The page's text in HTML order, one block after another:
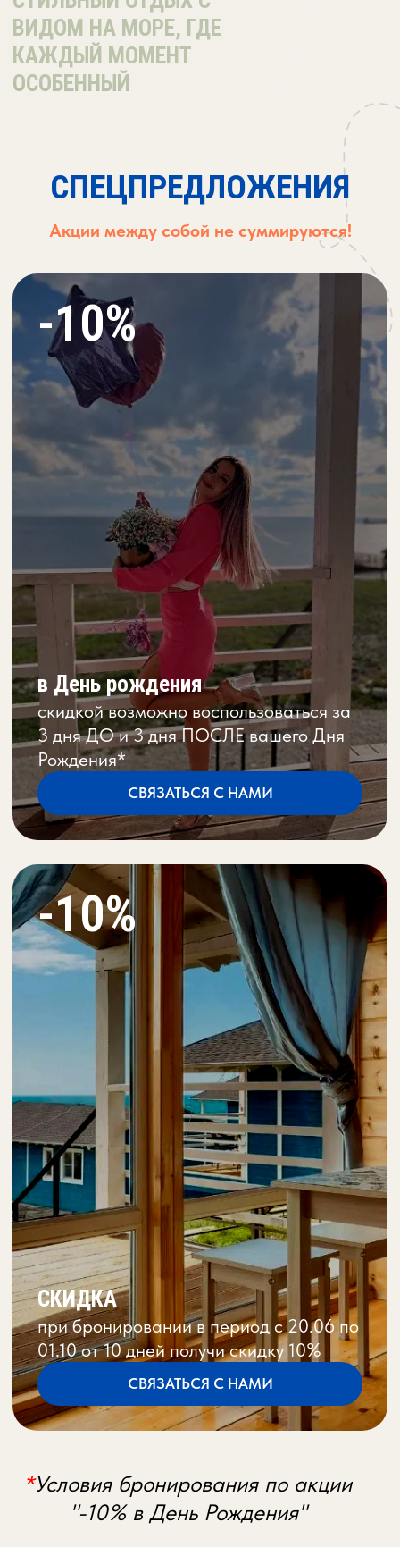
-10%
СКИДКА
при бронировании в период с 20.06 по
01.10 от 10 дней получи скидку 10%
СВЯЗАТЬСЯ С НАМИ
*Условия бронирования по акции
"-10% в День Рождения"
в День рождения
скидкой возможно воспользоваться за
3 дня ДО и 3 дня ПОСЛЕ вашего Дня
Рождения*
СВЯЗАТЬСЯ С НАМИ
01
скидка не суммируется с другими
скидками;
02 скидка распространяется только
на один номер или коттедж;
03 акция распространяется только
04 акция недействительна на
праздничные заезды;
05 акция не распространяется на
групповые брони и и брони
через туристические агентства;.
06 скидка применяется только на 1
день проживания
ПАРК-ОТЕЛЬ «БЕРЕГ РОЗ»
ПРЕИМУЩЕСТВА
Идеальное расположение
Находится на первой береговой линии в
заповедной зоне с сосновым лесом, что
гарантирует чистый воздух и панорамные виды
на море.
Уединенные коттеджи с террасой
Проживание в отдельных благоустроенных
коттеджах для 2−8 человек с собственной
террасой, полностью оборудованной кухней,
кондиционером и TV.
Развитая инфраструктура
На территории: собственный галечный пляж
(80 м), русская баня на дровах, кафе,